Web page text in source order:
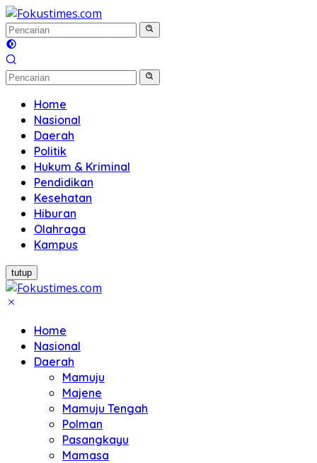
Langsung
ke
konten
Home
Nasional
Daerah
Politik
Hukum & Kriminal
Pendidikan
Kesehatan
Hiburan
Olahraga
Kampus
tutup
Home
Nasional
Daerah
Mamuju
Majene
Mamuju Tengah
Polman
Pasangkayu
Mamasa